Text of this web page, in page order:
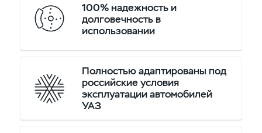
100% надежность и
долговечность в
использовании
Полностью адаптированы под
российские условия
эксплуатации автомобилей
УАЗ